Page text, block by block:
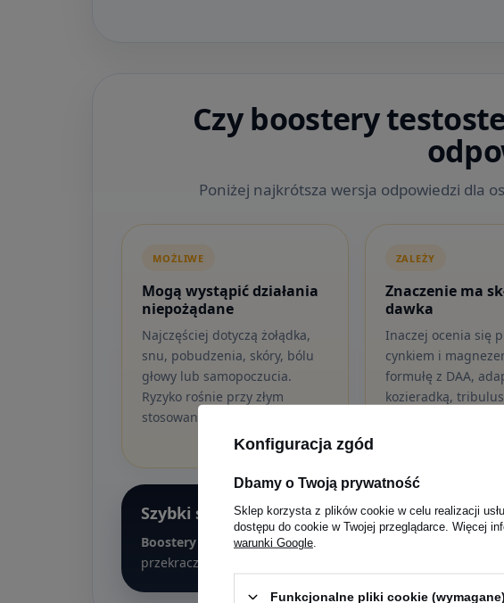
Czy boostery
Poniżej najkrótsza wersja odpowiedzi dla
MOŻLIWE
Mogą wystąpić działania
niepożądane
Najczęściej dotyczą żołądka,
snu, pobudzenia, skóry, bólu
głowy lub samopoczucia.
Ryzyko rośnie przy złym
stosowaniu.
ZALEŻY
Znaczenie ma
dawka
Inaczej ocenia się
cynkiem i
formułę z DAA,
kozieradką,
Szybki skrót
Boostery testosteronu mogą być bezpieczne przy
przekraczaj dawki, nie łącz wielu boosterów naraz,
Konfiguracja zgód
Dbamy o Twoją prywatność
Sklep korzysta z plików cookie w celu realizacji
dostępu do cookie w Twojej przeglądarce. Więcej
warunki Google
Funkcjonalne pliki cookie (wymagane)